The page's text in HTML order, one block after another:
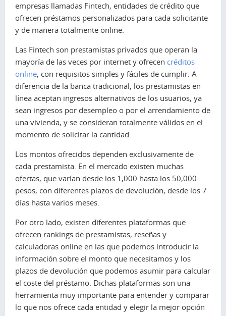
empresas llamadas Fintech, entidades de crédito que
ofrecen préstamos personalizados para cada solicitante
y de manera totalmente online.
Las Fintech son prestamistas privados que operan la
mayoría de las veces por internet y ofrecen créditos
online, con requisitos simples y fáciles de cumplir. A
diferencia de la banca tradicional, los prestamistas en
línea aceptan ingresos alternativos de los usuarios, ya
sean ingresos por desempleo o por el arrendamiento de
una vivienda, y se consideran totalmente válidos en el
momento de solicitar la cantidad.
Los montos ofrecidos dependen exclusivamente de
cada prestamista. En el mercado existen muchas
ofertas, que varían desde los 1,000 hasta los 50,000
pesos, con diferentes plazos de devolución, desde los 7
días hasta varios meses.
Por otro lado, existen diferentes plataformas que
ofrecen rankings de prestamistas, reseñas y
calculadoras online en las que podemos introducir la
información sobre el monto que necesitamos y los
plazos de devolución que podemos asumir para calcular
el coste del préstamo. Dichas plataformas son una
herramienta muy importante para entender y comparar
lo que nos ofrece cada entidad y elegir la mejor opción